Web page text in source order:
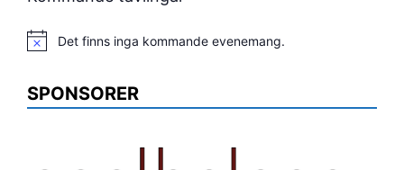
Notis Det finns inga kommande evenemang.
SPONSORER